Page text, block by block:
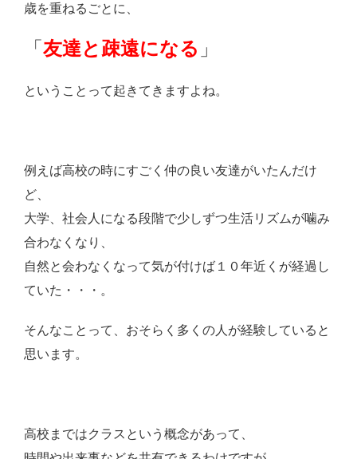
歳を重ねるごとに、
「友達と疎遠になる 」
ということって起きてきますよね。
例えば高校の時にすごく仲の良い友達がいたんだけ
ど、
大学、社会人になる段階で少しずつ生活リズムが噛み
合わなくなり、
自然と会わなくなって気が付けば１０年近くが経過し
ていた・・・。
そんなことって、おそらく多くの人が経験していると
思います。
高校まではクラスという概念があって、